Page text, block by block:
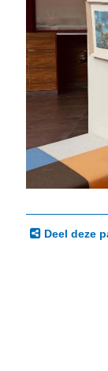
Deel deze